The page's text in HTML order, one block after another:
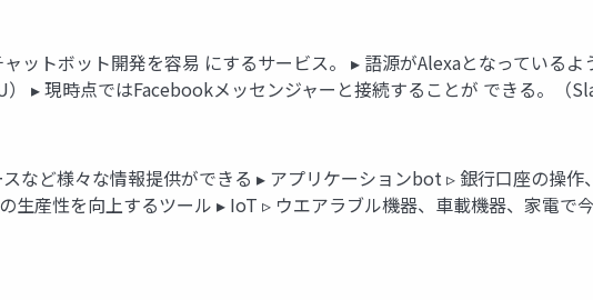
ットボット開発を容易 にするサービス。 ▸ 語源がAlexaとなっているよ
） ▸ 現時点ではFacebookメッセンジャーと接続することが できる。（
など様々な情報提供ができる ▸ アプリケーションbot ▹ 銀行口座の操
生産性を向上するツール ▸ IoT ▹ ウエアラブル機器、車載機器、家電で